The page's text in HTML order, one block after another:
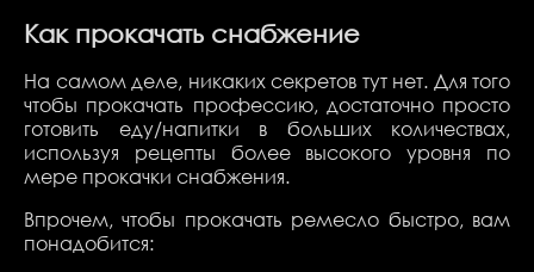
Как прокачать снабжение
На самом деле, никаких секретов тут нет. Для того
чтобы прокачать профессию, достаточно просто
готовить еду/напитки в больших количествах,
используя рецепты более высокого уровня по
мере прокачки снабжения.
Впрочем, чтобы прокачать ремесло быстро, вам
понадобится: